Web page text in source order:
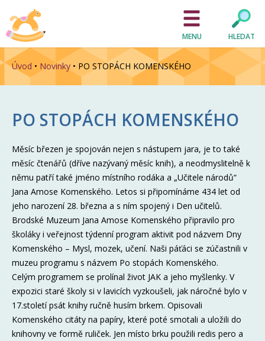
MENU HLEDAT
Úvod • Novinky • PO STOPÁCH KOMENSKÉHO
PO STOPÁCH KOMENSKÉHO
Měsíc březen je spojován nejen s nástupem jara, je to také
měsíc čtenářů (dříve nazývaný měsíc knih), a neodmyslitelně k
němu patří také jméno místního rodáka a „Učitele národů“
Jana Amose Komenského. Letos si připomínáme 434 let od
jeho narození 28. března a s ním spojený i Den učitelů.
Brodské Muzeum Jana Amose Komenského připravilo pro
školáky i veřejnost týdenní program aktivit pod názvem Dny
Komenského – Mysl, mozek, učení. Naši páťáci se zúčastnili v
muzeu programu s názvem Po stopách Komenského.
Celým programem se prolínal život JAK a jeho myšlenky. V
expozici staré školy si v lavicích vyzkoušeli, jak náročné bylo v
17.století psát knihy ručně husím brkem. Opisovali
Komenského citáty na papíry, které poté smotali a uložili do
knihovny ve formě ruliček. Jen místo brku použili redis pero a